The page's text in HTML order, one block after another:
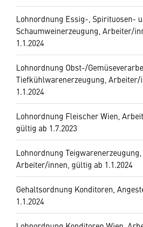
Lohnordnung Essig-, Spirituosen-
Schaumweinerzeugung, Arbeiter/
1.1.2024
Lohnordnung Obst-/
Tiefkühlwarenerzeugung, Arbeiter/
1.1.2024
Lohnordnung Fleischer Wien,
gültig ab 1.7.2023
Lohnordnung Teigwarenerzeugung,
Arbeiter/innen, gültig ab 1.1.2024
Gehaltsordnung Konditoren,
1.1.2024